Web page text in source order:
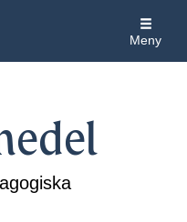
Meny